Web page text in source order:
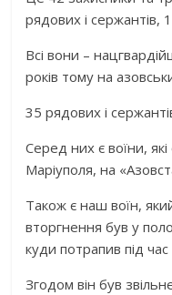
рядових і сержантів,
Всі вони –
років тому на
35 рядових і
Серед них є воїни,
Маріуполя, на
Також є наш воїн,
вторгнення був у
куди потрапив під
Згодом він був